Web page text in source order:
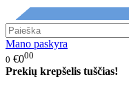
Mano paskyra
0 €000
Prekių krepšelis tuščias!